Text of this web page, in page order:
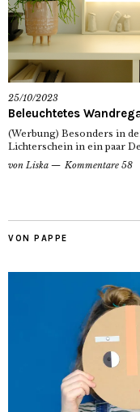
25/10/2023
Beleuchtetes
(Werbung) Besonders in
Lichterschein in ein paar
von Liska Kommentare 58
VON PAPPE